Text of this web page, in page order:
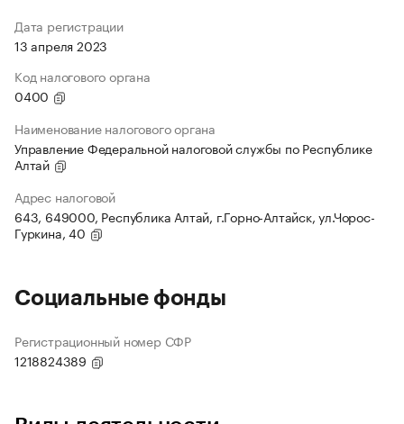
Дата регистрации
13 апреля 2023
Код налогового органа
0400
Наименование налогового органа
Управление Федеральной налоговой службы по Республике
Алтай
Адрес налоговой
643, 649000, Республика Алтай, г.Горно-Алтайск, ул.Чорос-
Гуркина, 40
Социальные фонды
Регистрационный номер СФР
1218824389